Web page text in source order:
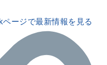
ージで最新情報を見る